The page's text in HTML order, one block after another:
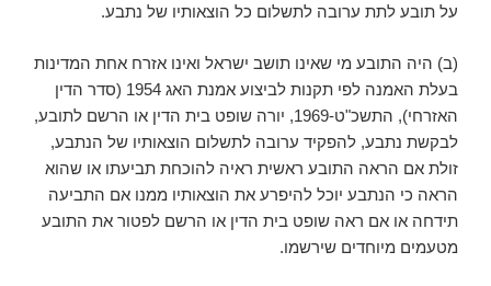
על תובע לתת ערובה לתשלום כל הוצאותיו של נתבע.
(ב) היה התובע מי שאינו תושב ישראל ואינו אזרח אחת המדינות
בעלת האמנה לפי תקנות לביצוע אמנת האג 1954 (סדר הדין
האזרחי), התשכ"ט-1969, יורה שופט בית הדין או הרשם לתובע,
לבקשת נתבע, להפקיד ערובה לתשלום הוצאותיו של הנתבע,
זולת אם הראה התובע ראשית ראיה להוכחת תביעתו או שהוא
הראה כי הנתבע יוכל להיפרע את הוצאותיו ממנו אם התביעה
תידחה או אם ראה שופט בית הדין או הרשם לפטור את התובע
מטעמים מיוחדים שירשמו.